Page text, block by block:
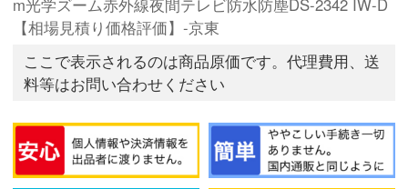
m光学ズーム赤外線夜間テレビ防水防塵DS-2342 IW-D
【相場見積り価格評価】-京東
ここで表示されるのは商品原価です。代理費用、送
料等はお問い合わせください